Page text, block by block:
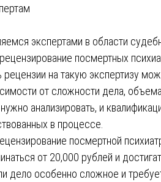
экспертами в области
посмертных
рецензии на такую экспертизу
от сложности дела,
анализировать, и
в процессе.
посмертной
от 20,000 рублей и
дело особенно сложное и